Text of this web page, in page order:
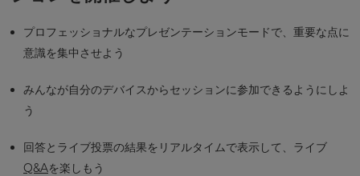
プロフェッショナルなプレゼンテーションモードで、重要な点に
意識を集中させよう
みんなが自分のデバイスからセッションに参加できるようにしよ
う
回答とライブ投票の結果をリアルタイムで表示して、ライブ
Q&Aを楽しもう